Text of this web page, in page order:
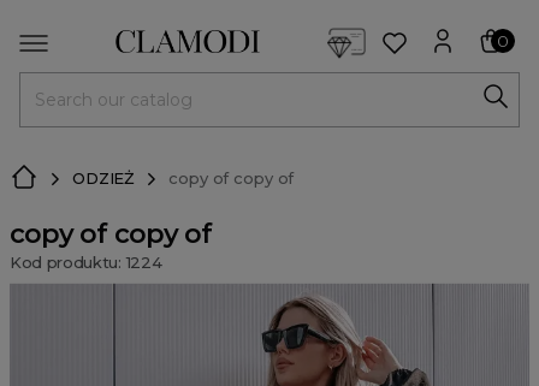
0
ODZIEŻ copy of copy of
copy of copy of
Kod produktu: 1224